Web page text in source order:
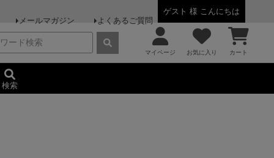
ゲスト 様 こんにちは
メールマガジン
よくあるご質問
マイページ お気に入り カート
検索